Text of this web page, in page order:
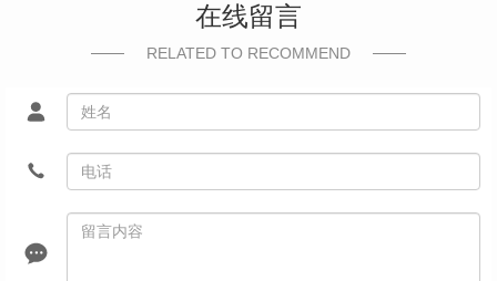
在线留言
RELATED TO RECOMMEND